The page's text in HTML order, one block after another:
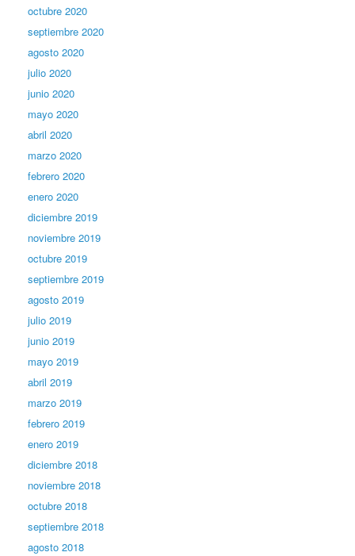
octubre 2020
septiembre 2020
agosto 2020
julio 2020
junio 2020
mayo 2020
abril 2020
marzo 2020
febrero 2020
enero 2020
diciembre 2019
noviembre 2019
octubre 2019
septiembre 2019
agosto 2019
julio 2019
junio 2019
mayo 2019
abril 2019
marzo 2019
febrero 2019
enero 2019
diciembre 2018
noviembre 2018
octubre 2018
septiembre 2018
agosto 2018